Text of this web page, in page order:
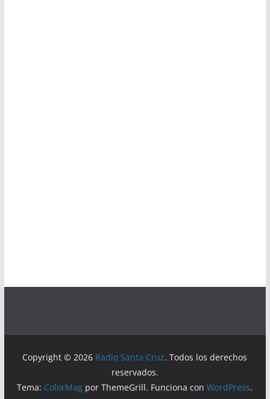
Copyright © 2026 Radio Santa Cruz. Todos los derechos
reservados.
Tema: ColorMag por ThemeGrill. Funciona conWordPress.